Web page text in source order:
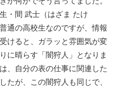
・間 武士（はざま たけ
通の高校生なのですが、情報
けると、ガラッと雰囲気が変
に晴らす「闇狩人」となりま
、自分の表の仕事に関連した
たが、この闇狩人も同じで、